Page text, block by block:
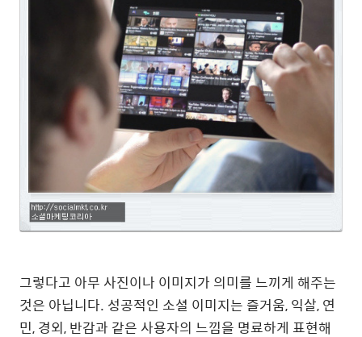
그렇다고 아무 사진이나 이미지가 의미를 느끼게 해주는
것은 아닙니다. 성공적인 소셜 이미지는 즐거움, 익살, 연
민, 경외, 반감과 같은 사용자의 느낌을 명료하게 표현해